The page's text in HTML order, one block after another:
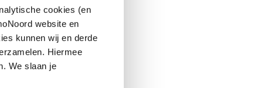
cookies (en
website en
kunnen wij en derde
Hiermee
We slaan je